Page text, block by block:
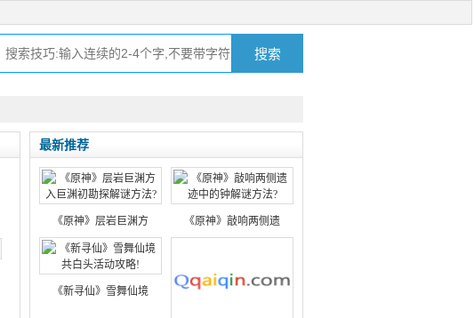
最新推荐
《原神》层岩巨渊方 《原神》敲响两侧遗
《新寻仙》雪舞仙境